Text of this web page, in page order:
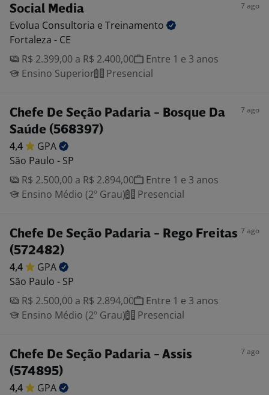
Social Media 7 ago
Evolua Consultoria e Treinamento
Fortaleza - CE
R$ 2.399,00 a R$ 2.400,00
Entre 1 e 3 anos
Ensino Superior
Presencial
Chefe De Seção Padaria - Bosque Da
Saúde (568397)
7 ago
4,4
GPA
São Paulo - SP
R$ 2.500,00 a R$ 2.894,00
Entre 1 e 3 anos
Ensino Médio (2º Grau)
Presencial
Chefe De Seção Padaria - Rego Freitas
(572482)
7 ago
4,4
GPA
São Paulo - SP
R$ 2.500,00 a R$ 2.894,00
Entre 1 e 3 anos
Ensino Médio (2º Grau)
Presencial
Chefe De Seção Padaria - Assis
(574895)
7 ago
4,4
GPA